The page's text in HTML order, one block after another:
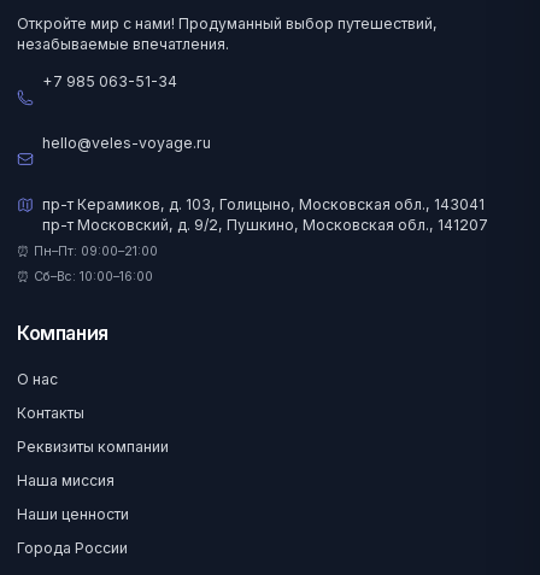
Откройте мир с нами! Продуманный выбор путешествий,
незабываемые впечатления.
+7 985 063-51-34
hello@veles-voyage.ru
пр-т Керамиков, д. 103, Голицыно, Московская обл., 143041
пр-т Московский, д. 9/2, Пушкино, Московская обл., 141207
⏰ Пн–Пт: 09:00–21:00
⏰ Сб–Вс: 10:00–16:00
Компания
О нас
Контакты
Реквизиты компании
Наша миссия
Наши ценности
Города России